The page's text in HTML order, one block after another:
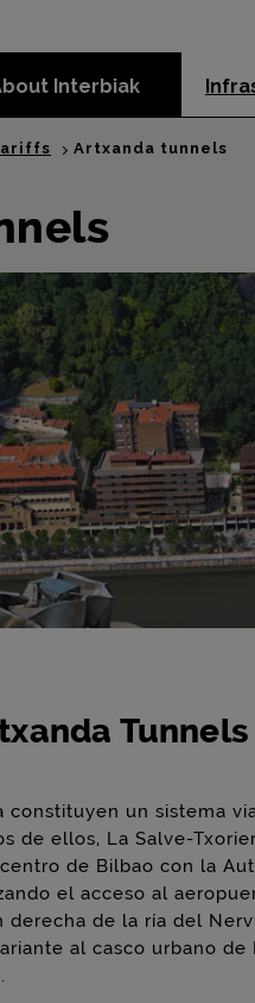
Interbiak
Artxanda tunnels
Tunnels
constituyen un sistema
de ellos, La Salve-
de Bilbao con la
el acceso al
derecha de la ría del
al casco urbano